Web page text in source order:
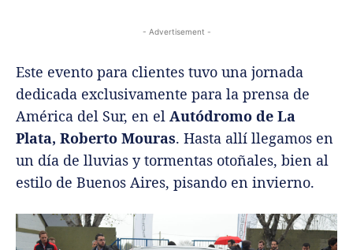
- Advertisement -
Este evento para clientes tuvo una jornada
dedicada exclusivamente para la prensa de
América del Sur, en el Autódromo de La
Plata, Roberto Mouras. Hasta allí llegamos en
un día de lluvias y tormentas otoñales, bien al
estilo de Buenos Aires, pisando en invierno.